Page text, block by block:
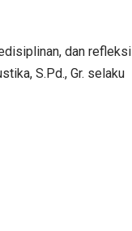
dan refleksi
S.Pd., Gr. selaku